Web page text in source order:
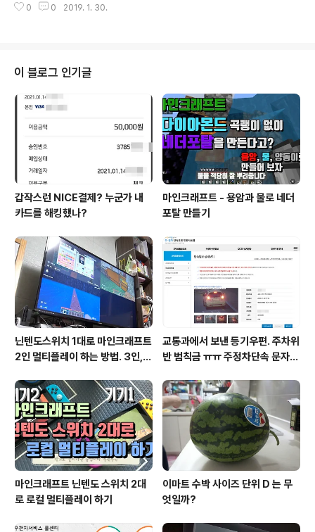
u. Keep in touch. 35. 유치하게 놀리지 좀 마. Stop making fun of me. 3
0 0 2019. 1. 30.
이 블로그 인기글
갑작스런 NICE결제? 누군가 내
카드를 해킹했나?
마인크래프트 - 용암과 물로 네더
포탈 만들기
닌텐도스위치 1대로 마인크래프트
2인 멀티플레이 하는 방법. 3인, 4
교통과에서 보낸 등기우편. 주차위
반 범칙금 ㅠㅠ 주정차단속 문자알
마인크래프트 닌텐도 스위치 2대
로 로컬 멀티플레이 하기
이마트 수박 사이즈 단위 D 는 무
엇일까?